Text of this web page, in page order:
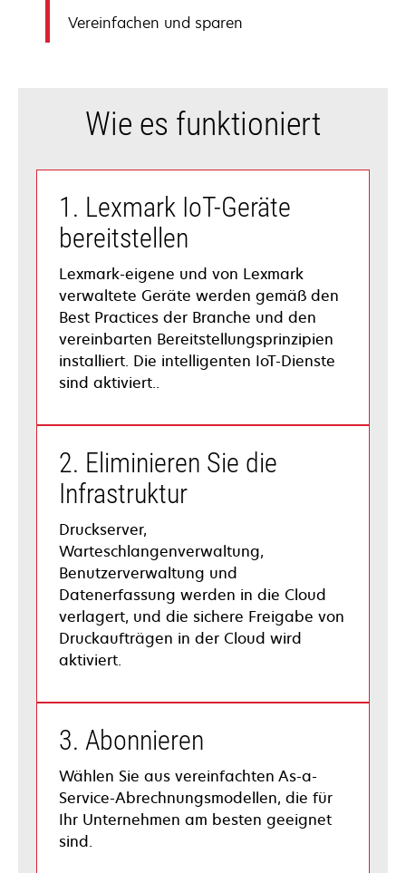
Vereinfachen und sparen
Wie es funktioniert
1. Lexmark IoT-Geräte
bereitstellen
Lexmark-eigene und von Lexmark
verwaltete Geräte werden gemäß den
Best Practices der Branche und den
vereinbarten Bereitstellungsprinzipien
installiert. Die intelligenten IoT-Dienste
sind aktiviert..
2. Eliminieren Sie die
Infrastruktur
Druckserver,
Warteschlangenverwaltung,
Benutzerverwaltung und
Datenerfassung werden in die Cloud
verlagert, und die sichere Freigabe von
Druckaufträgen in der Cloud wird
aktiviert.
3. Abonnieren
Wählen Sie aus vereinfachten As-a-
Service-Abrechnungsmodellen, die für
Ihr Unternehmen am besten geeignet
sind.